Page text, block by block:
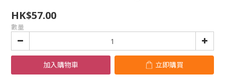
HK$57.00
數量
加入購物車 立即購買